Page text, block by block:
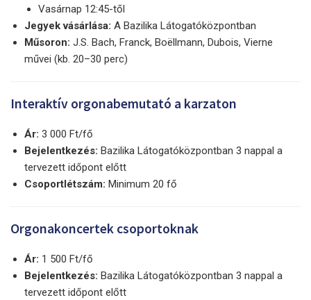
Vasárnap 12:45-től
Jegyek vásárlása: A Bazilika Látogatóközpontban
Műsoron: J.S. Bach, Franck, Boëllmann, Dubois, Vierne
művei (kb. 20–30 perc)
Interaktív orgonabemutató a karzaton
Ár: 3 000 Ft/fő
Bejelentkezés: Bazilika Látogatóközpontban 3 nappal a
tervezett időpont előtt
Csoportlétszám: Minimum 20 fő
Orgonakoncertek csoportoknak
Ár: 1 500 Ft/fő
Bejelentkezés: Bazilika Látogatóközpontban 3 nappal a
tervezett időpont előtt